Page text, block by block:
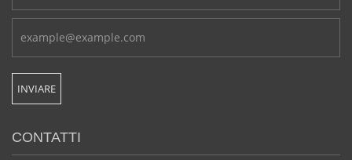
CONTATTI